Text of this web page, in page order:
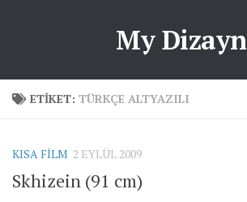
My Dizayn
ETIKET: TÜRKÇE ALTYAZILI
KISA FILM 2 EYLÜL 2009
Skhizein (91 cm)